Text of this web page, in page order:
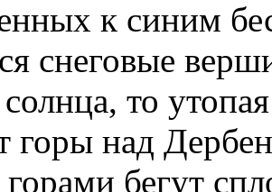
к синим
снеговые
то
горы над
бегут